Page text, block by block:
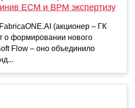
ECM и BPM экспертизу
(акционер – ГК
о формировании нового
Flow – оно объединило